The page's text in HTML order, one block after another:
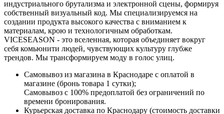
индустриального брутализма и электронной сцены, формируя
собственный визуальный код. Мы специализируемся на
создании продукта высокого качества с вниманием к
материалам, крою и технологичным обработкам.
VICESEASON - это вселенная, которая объединяет вокруг
себя комьюнити людей, чувствующих культуру глубже
трендов. Мы трансформируем моду в голос улиц.
Самовывоз из магазина в Краснодаре с оплатой в
магазине (бронь товара 1 сутки);
Самовывоз с 100% предоплатой без ограничений по
времени бронирования.
Курьерская доставка по Краснодару (стоимость доставки